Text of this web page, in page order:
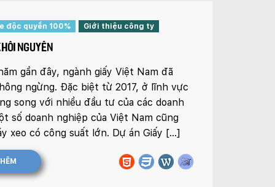
độc quyền 100% Giới thiệu công ty
NGUYÊN
gần đây, ngành giấy Việt Nam đã
ngừng. Đặc biệt từ 2017, ở lĩnh vực
song với nhiều đầu tư của các doanh
số doanh nghiệp của Việt Nam cũng
xeo có công suất lớn. Dự án Giấy […]